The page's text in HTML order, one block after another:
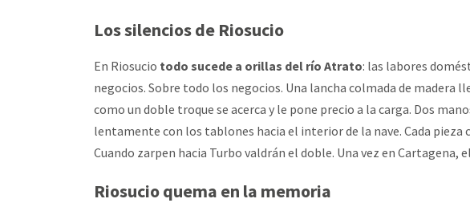
Los silencios de Riosucio
En Riosucio todo sucede a orillas del río Atrato: las labores
negocios. Sobre todo los negocios. Una lancha colmada de madera
como un doble troque se acerca y le pone precio a la carga. Dos
lentamente con los tablones hacia el interior de la nave. Cada pieza
Cuando zarpen hacia Turbo valdrán el doble. Una vez en Cartagena,
Riosucio quema en la memoria